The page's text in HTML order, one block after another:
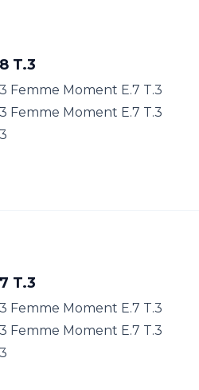
T.3
Femme Moment E.7 T.3
Femme Moment E.7 T.3
T.3
Femme Moment E.7 T.3
Femme Moment E.7 T.3